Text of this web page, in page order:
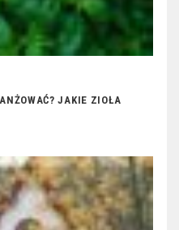
JAKIE ZIOŁA